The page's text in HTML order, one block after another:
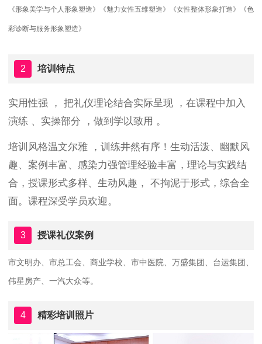
《形象美学与个人形象塑造》《魅力女性五维塑造》《女性整体形象打造》《色
彩诊断与服务形象塑造》
2 培训特点
实用性强 ， 把礼仪理论结合实际呈现 ，在课程中加入
演练 、实操部分 ，做到学以致用 。
培训风格温文尔雅 ，训练井然有序！生动活泼、幽默风
趣、案例丰富、感染力强管理经验丰富，理论与实践结
合，授课形式多样、生动风趣， 不拘泥于形式，综合全
面。课程深受学员欢迎。
3 授课礼仪案例
市文明办、市总工会、商业学校、市中医院、万盛集团、台运集团、
伟星房产、一汽大众等。
4 精彩培训照片